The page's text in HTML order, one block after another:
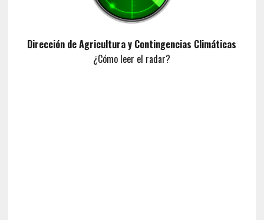
Dirección de Agricultura y Contingencias Climáticas
¿Cómo leer el radar?